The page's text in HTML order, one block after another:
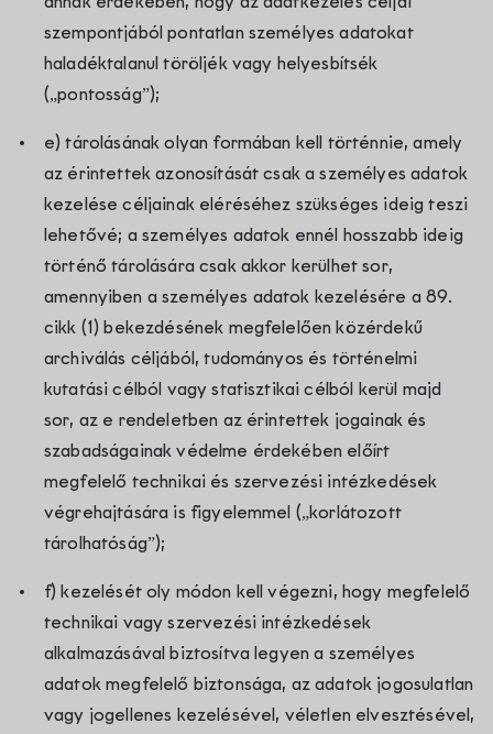
szempontjából pontatlan személyes adatokat
haladéktalanul töröljék vagy helyesbítsék
(„pontosság”);
e) tárolásának olyan formában kell történnie, amely
az érintettek azonosítását csak a személyes adatok
kezelése céljainak eléréséhez szükséges ideig teszi
lehetővé; a személyes adatok ennél hosszabb ideig
történő tárolására csak akkor kerülhet sor,
amennyiben a személyes adatok kezelésére a 89.
cikk (1) bekezdésének megfelelően közérdekű
archiválás céljából, tudományos és történelmi
kutatási célból vagy statisztikai célból kerül majd
sor, az e rendeletben az érintettek jogainak és
szabadságainak védelme érdekében előírt
megfelelő technikai és szervezési intézkedések
végrehajtására is figyelemmel („korlátozott
tárolhatóság”);
f) kezelését oly módon kell végezni, hogy megfelelő
technikai vagy szervezési intézkedések
alkalmazásával biztosítva legyen a személyes
adatok megfelelő biztonsága, az adatok jogosulatlan
vagy jogellenes kezelésével, véletlen elvesztésével,